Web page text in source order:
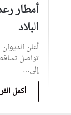
أمطار
البلاد
أعلن
تواصل
إلى…
أكمل